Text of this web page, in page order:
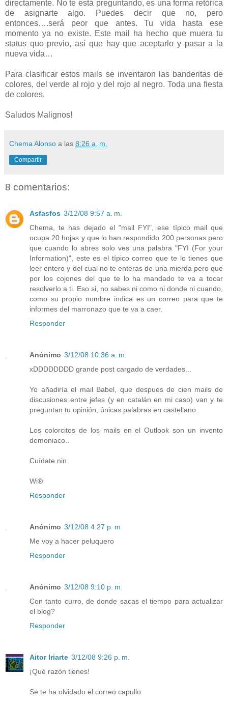
directamente. No te está preguntando, es una forma retórica
de asignarte algo. Puedes decir que no, pero
entonces….será peor que antes. Tu vida hasta ese
momento ya no existe. Este mail ha hecho que muera tu
status quo previo, así que hay que aceptarlo y pasar a la
nueva vida…
Para clasificar estos mails se inventaron las banderitas de
colores, del verde al rojo y del rojo al negro. Toda una fiesta
de colores.
Saludos Malignos!
Chema Alonso a las 8:26 a. m.
Compartir
8 comentarios:
Asfasfos 3/12/08 9:57 a. m.
Chema, te has dejado el "mail FYI", ese típico mail que
ocupa 20 hojas y que lo han respondido 200 personas pero
que cuando lo abres solo ves una palabra "FYI (For your
Information)", este es el típico correo que te lo tienes que
leer entero y del cual no te enteras de una mierda pero que
por los cojones del que te lo ha mandado te va a tocar
resolverlo a ti. Eso si, no sabes ni como ni donde ni cuando,
como su propio nombre indica es un correo para que te
informes del marronazo que te va a caer.
Responder
Anónimo 3/12/08 10:36 a. m.
xDDDDDDDD grande post cargado de verdades...
Yo añadiría el mail Babel, que despues de cien mails de
discusiones entre jefes (y en catalán en mi caso) van y te
preguntan tu opinión, únicas palabras en castellano..
Los colorcitos de los mails en el Outlook son un invento
demoniaco..
Cuídate nin
Wi®
Responder
Anónimo 3/12/08 4:27 p. m.
Me voy a hacer peluquero
Responder
Anónimo 3/12/08 9:10 p. m.
Con tanto curro, de donde sacas el tiempo para actualizar
el blog?
Responder
Aitor Iriarte 3/12/08 9:26 p. m.
¡Qué razón tienes!
Se te ha olvidado el correo capullo.